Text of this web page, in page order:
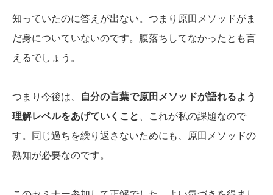
知っていたのに答えが出ない。つまり原田メソッドがま
だ身についていないのです。腹落ちしてなかったとも言
えるでしょう。
つまり今後は、
自分の言葉で原田メソッドが語れるよう
理解レベルをあげていくこと
、これが私の課題なので
す。同じ過ちを繰り返さないためにも、原田メソッドの
熟知が必要なのです。